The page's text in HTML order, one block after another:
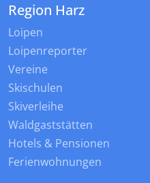
Region Harz
Loipen
Loipenreporter
Vereine
Skischulen
Skiverleihe
Waldgaststätten
Hotels & Pensionen
Ferienwohnungen